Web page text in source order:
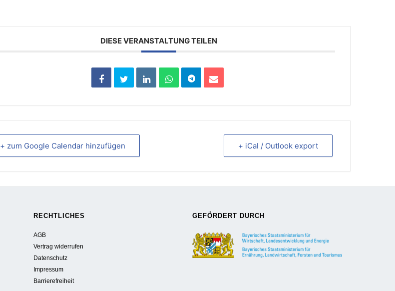
DIESE VERANSTALTUNG TEILEN
+ zum Google Calendar hinzufügen + iCal / Outlook export
RECHTLICHES
AGB
Vertrag widerrufen
Datenschutz
Impressum
Barrierefreiheit
GEFÖRDERT DURCH